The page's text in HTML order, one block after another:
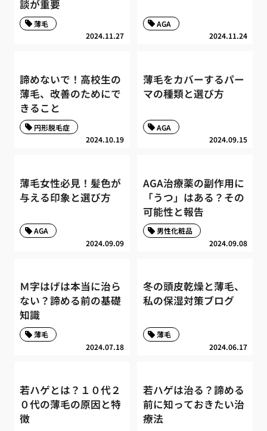
談が重要
2024.11.27
薄毛
2024.11.24
AGA
諦めないで！高校生の
薄毛、改善のためにで
きること
2024.10.19
円形脱毛症
薄毛をカバーするパー
マの種類と選び方
2024.09.15
AGA
薄毛女性必見！髪色が
与える印象と選び方
2024.09.09
AGA
AGA治療薬の副作用に
「うつ」はある？その
可能性と報告
2024.09.08
男性化粧品
Ｍ字はげは本当に治ら
ない？諦める前の基礎
知識
2024.07.18
薄毛
冬の頭皮乾燥と薄毛、
私の保湿対策ブログ
2024.06.17
薄毛
若ハゲとは？１０代２
０代の薄毛の原因と特
徴
若ハゲは治る？諦める
前に知っておきたい治
療法